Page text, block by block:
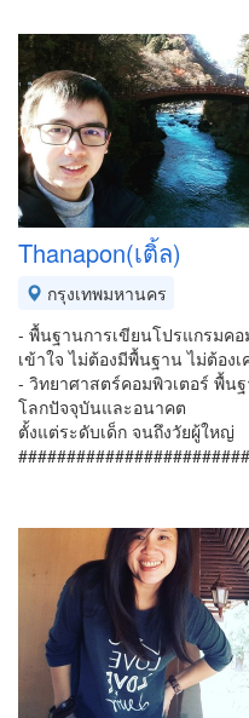
Thanapon(เติ้ล)
กรุงเทพมหานคร
- พื้นฐานการเขียนโปรแกรมค
เข้าใจ ไม่ต้องมีพื้นฐาน ไม่ต้อง
- วิทยาศาสตร์คอมพิวเตอร์ พื้น
โลกปัจจุบันและอนาคต
ตั้งแต่ระดับเด็ก จนถึงวัยผู้ใหญ่